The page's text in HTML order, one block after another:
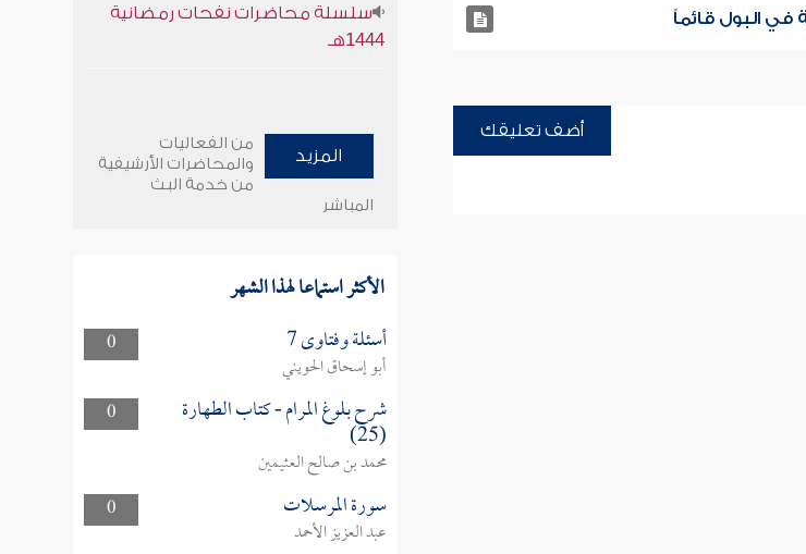
أضف تعليقك
سلسلة محاضرات نفحات رمضانية
1444هـ
المزيد
من الفعاليات
والمحاضرات الأرشيفية
من خدمة البث
المباشر
الأكثر استماعا لهذا الشهر
0 أسئلة وفتاوى 7
أبو إسحاق الحويني
0
شرح بلوغ المرام - كتاب الطهارة
(25)
محمد بن صالح العثيمين
0
سورة المرسلات
عبد العزيز الأحمد